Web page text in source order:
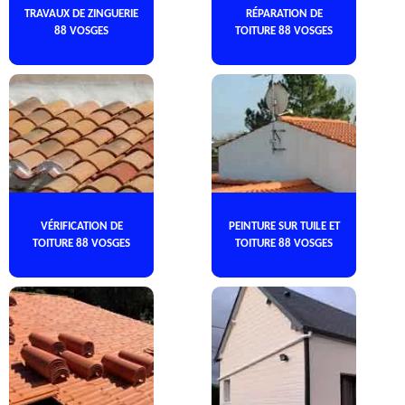
TRAVAUX DE ZINGUERIE
88 VOSGES
RÉPARATION DE
TOITURE 88 VOSGES
VÉRIFICATION DE
TOITURE 88 VOSGES
PEINTURE SUR TUILE ET
TOITURE 88 VOSGES